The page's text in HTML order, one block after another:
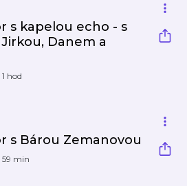
s kapelou echo - s
Danem a
1 hod
s Bárou Zemanovou
59 min